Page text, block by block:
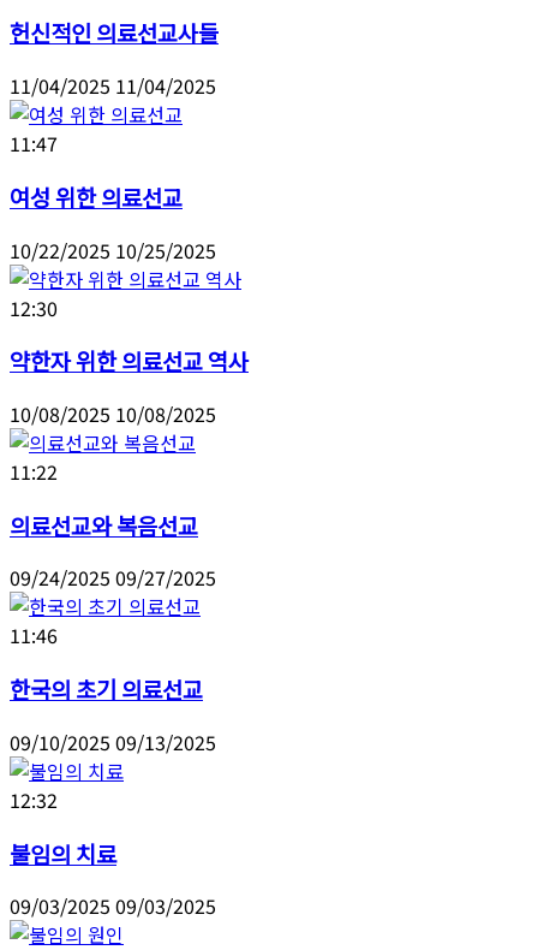
헌신적인 의료선교사들
11/04/2025 11/04/2025
11:47
여성 위한 의료선교
10/22/2025 10/25/2025
12:30
약한자 위한 의료선교 역사
10/08/2025 10/08/2025
11:22
의료선교와 복음선교
09/24/2025 09/27/2025
11:46
한국의 초기 의료선교
09/10/2025 09/13/2025
12:32
불임의 치료
09/03/2025 09/03/2025